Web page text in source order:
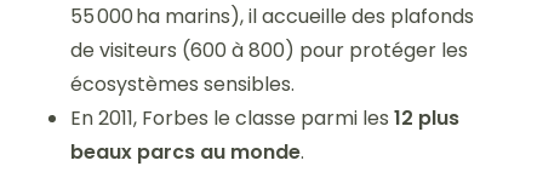
55 000 ha marins), il accueille des plafonds
de visiteurs (600 à 800) pour protéger les
écosystèmes sensibles.
En 2011, Forbes le classe parmi les 12 plus
beaux parcs au monde.